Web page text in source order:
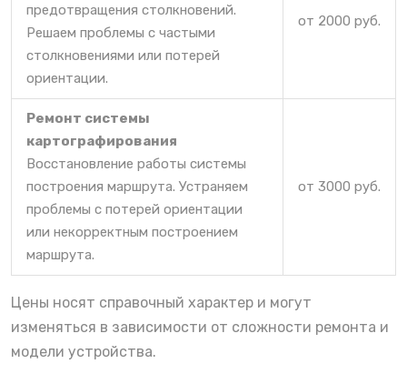
предотвращения столкновений.
Решаем проблемы с частыми
столкновениями или потерей
ориентации.
от 2000 руб.
Ремонт системы
картографирования
Восстановление работы системы
построения маршрута. Устраняем
проблемы с потерей ориентации
или некорректным построением
маршрута.
от 3000 руб.
Цены носят справочный характер и могут
изменяться в зависимости от сложности ремонта и
модели устройства.